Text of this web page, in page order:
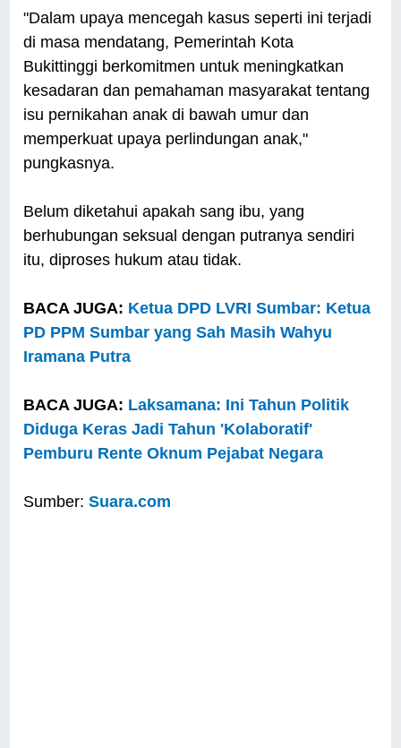
"Dalam upaya mencegah kasus seperti ini terjadi
di masa mendatang, Pemerintah Kota
Bukittinggi berkomitmen untuk meningkatkan
kesadaran dan pemahaman masyarakat tentang
isu pernikahan anak di bawah umur dan
memperkuat upaya perlindungan anak,"
pungkasnya.
Belum diketahui apakah sang ibu, yang
berhubungan seksual dengan putranya sendiri
itu, diproses hukum atau tidak.
BACA JUGA: Ketua DPD LVRI Sumbar: Ketua
PD PPM Sumbar yang Sah Masih Wahyu
Iramana Putra
BACA JUGA: Laksamana: Ini Tahun Politik
Diduga Keras Jadi Tahun 'Kolaboratif'
Pemburu Rente Oknum Pejabat Negara
Sumber:Suara.com